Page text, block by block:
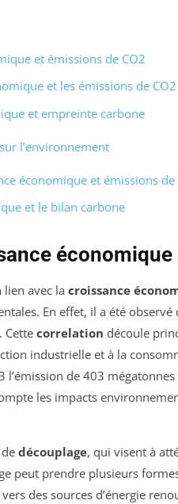
et émissions de CO2
et les émissions de CO2
et empreinte carbone
l’environnement
économique et émissions de
et le bilan carbone
économique
lien avec la croissance
En effet, il a été
Cette correlation découle
industrielle et à la
l’émission de 403
les impacts
découplage, qui visent à
peut prendre plusieurs
des sources d’énergie